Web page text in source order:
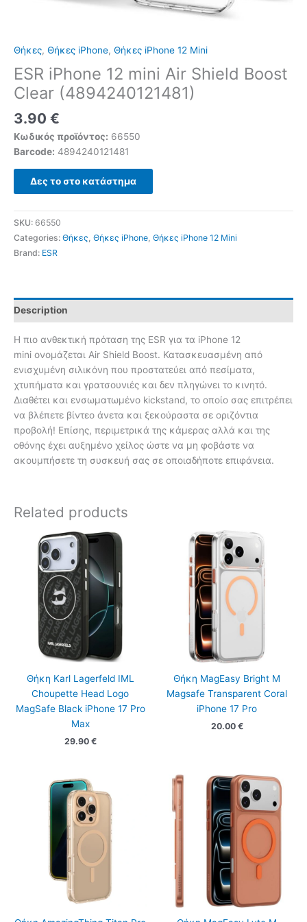
Θήκες, Θήκες iPhone, Θήκες iPhone 12 Mini
ESR iPhone 12 mini Air Shield Boost
Clear (4894240121481)
3.90 €
Κωδικός προϊόντος: 66550
Barcode: 4894240121481
Δες το στο κατάστημα
SKU: 66550
Categories: Θήκες Θήκες iPhone Θήκες iPhone 12 Mini
Brand: ESR
Description
Η πιο ανθεκτική πρόταση της ESR για τα iPhone 12
mini ονομάζεται Air Shield Boost. Κατασκευασμένη από
ενισχυμένη σιλικόνη που προστατεύει από πεσίματα,
χτυπήματα και γρατσουνιές και δεν πληγώνει το κινητό.
Διαθέτει και ενσωματωμένο kickstand, το οποίο σας επιτρέπει
να βλέπετε βίντεο άνετα και ξεκούραστα σε οριζόντια
προβολή! Επίσης, περιμετρικά της κάμερας αλλά και της
οθόνης έχει αυξημένο χείλος ώστε να μη φοβάστε να
ακουμπήσετε τη συσκευή σας σε οποιαδήποτε επιφάνεια.
Related products
Θήκη Karl Lagerfeld IML
Choupette Head Logo
MagSafe Black iPhone 17 Pro
Max
29.90 €
Θήκη MagEasy Bright M
Magsafe Transparent Coral
iPhone 17 Pro
20.00 €